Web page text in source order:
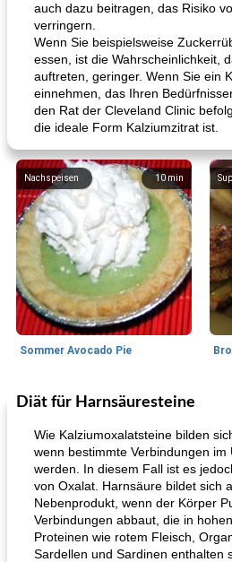
auch dazu beitragen, das Risiko
verringern.
Wenn Sie beispielsweise
essen, ist die Wahrscheinlichkeit,
auftreten, geringer. Wenn Sie ein
einnehmen, das Ihren
den Rat der Cleveland Clinic
die ideale Form Kalziumzitrat ist.
10min
Nachspeisen
Sommer Avocado Pie
35min
Kurs
Diät für Harnsäuresteine
Wie Kalziumoxalatsteine ​​bilden
wenn bestimmte Verbindungen im
werden. In diesem Fall ist es
von Oxalat. Harnsäure bildet sich
Nebenprodukt, wenn der Körper
Verbindungen abbaut, die in
Proteinen wie rotem Fleisch,
Sardellen und Sardinen enthalten